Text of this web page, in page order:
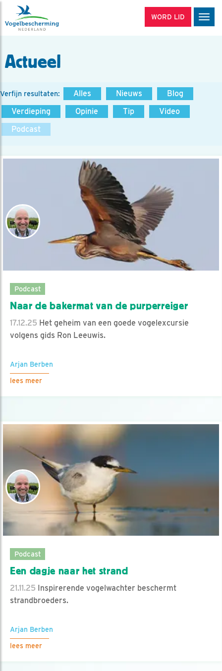
WORD LID
Actueel
Verfijn resultaten: Alles Nieuws
Blog
Verdieping
Opinie Tip
Video
Podcast
Podcast
Naar de bakermat van de purperreiger
17.12.25 Het geheim van een goede vogelexcursie
volgens gids Ron Leeuwis.
Arjan Berben
lees meer
Podcast
Een dagje naar het strand
21.11.25 Inspirerende vogelwachter beschermt
strandbroeders.
Arjan Berben
lees meer